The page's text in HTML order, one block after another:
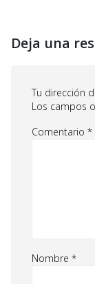
Deja una
Tu dirección
Los campos
Comentario *
Nombre *